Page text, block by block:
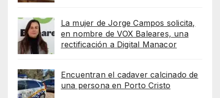
La mujer de Jorge Campos solicita,
en nombre de VOX Baleares, una
rectificación a Digital Manacor
Encuentran el cadaver calcinado de
una persona en Porto Cristo